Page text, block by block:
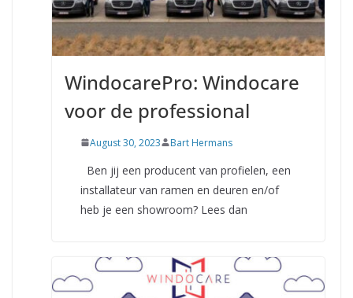
WindocarePro: Windocare
voor de professional
August 30, 2023 Bart Hermans
Ben jij een producent van profielen, een
installateur van ramen en deuren en/of
heb je een showroom? Lees dan